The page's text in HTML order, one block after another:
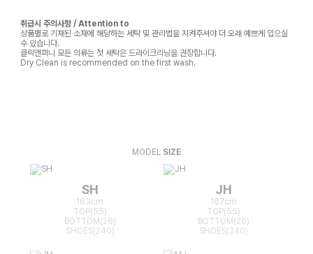
취급시 주의사항 / Attention to
상품별로 기재된 소재에 해당하는 세탁 및 관리법을 지켜주셔야 더 오래 예쁘게 입으실
수 있습니다.
클릭앤퍼니 모든 의류는 첫 세탁은 드라이크리닝을 권장합니다.
Dry Clean is recommended on the first wash.
MODEL SIZE
SH
163cm
TOP(55)
BOTTOM(26)
SHOES(240)
JH
167cm
TOP(55)
BOTTOM(26)
SHOES(240)